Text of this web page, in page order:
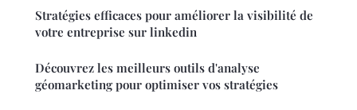
Stratégies efficaces pour améliorer la visibilité de
votre entreprise sur linkedin
Découvrez les meilleurs outils d'analyse
géomarketing pour optimiser vos stratégies